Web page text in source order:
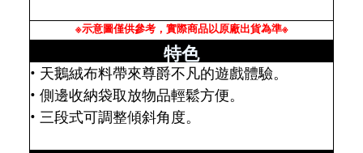
※示意圖僅供參考，實際商品以原廠出貨為準※
特色
• 天鵝絨布料帶來尊爵不凡的遊戲體驗。
• 側邊收納袋取放物品輕鬆方便。
• 三段式可調整傾斜角度。